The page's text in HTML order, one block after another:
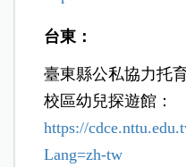
台東：
臺東縣公私協力托
校區幼兒探遊館：
https://
Lang=zh-tw